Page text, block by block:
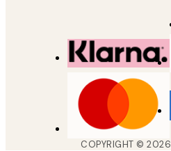
COPYRIGHT ©2026